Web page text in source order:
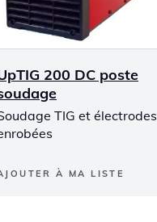
200 DC poste
TIG et électrodes
À MA LISTE